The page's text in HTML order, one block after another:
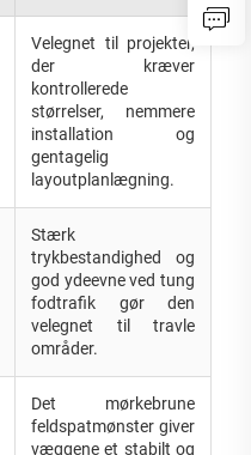
Velegnet til projekter,
der kræver
kontrollerede
størrelser, nemmere
installation og
gentagelig
layoutplanlægning.
Stærk
trykbestandighed og
god ydeevne ved tung
fodtrafik gør den
velegnet til travle
områder.
Det mørkebrune
feldspatmønster giver
væggene et stabilt og